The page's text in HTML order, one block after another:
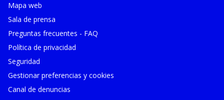
Mapa web
Sala de prensa
Preguntas frecuentes - FAQ
Política de privacidad
Seguridad
Gestionar preferencias y cookies
Canal de denuncias